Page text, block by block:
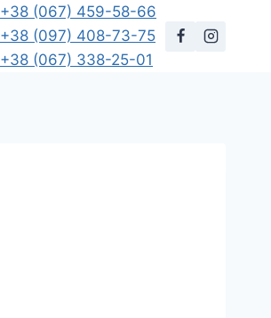
+38 (067) 459-58-66
+38 (097) 408-73-75
+38 (067) 338-25-01